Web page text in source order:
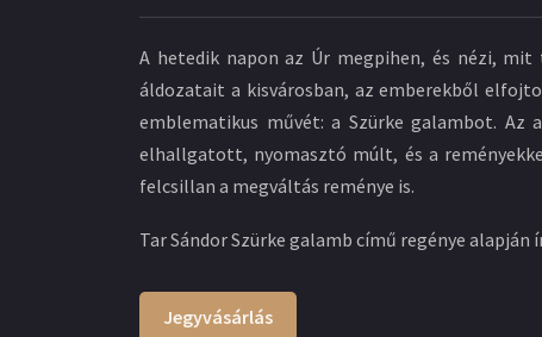
A hetedik napon az Úr megpihen, és nézi,
áldozatait a kisvárosban, az emberekből
emblematikus művét: a Szürke galambot.
elhallgatott, nyomasztó múlt, és a
felcsillan a megváltás reménye is.
Tar Sándor Szürke galamb című regénye alapján
Jegyvásárlás